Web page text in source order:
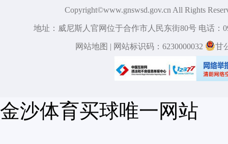
Copyright©www.gnswsd.gov.cn All Rights
地址：威尼斯人官网位于合作市人民东街80号 电话：
网站地图 | 网站标识码：6230000032 甘
金沙体育买球唯一网站